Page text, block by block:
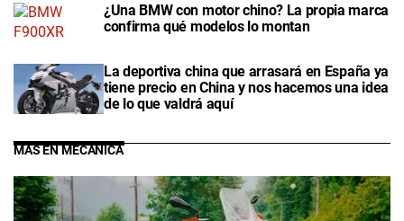
¿Una BMW con motor chino? La propia marca
confirma qué modelos lo montan
La deportiva china que arrasará en España ya
tiene precio en China y nos hacemos una idea
de lo que valdrá aquí
MÁS EN MECÁNICA